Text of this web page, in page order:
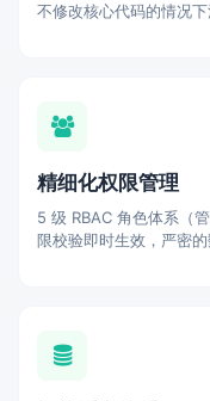
不修改核心代码的情况
精细化权限管理
5 级 RBAC 角色体系（
限校验即时生效，严密的